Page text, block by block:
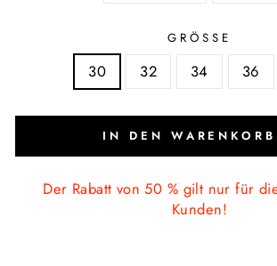
GRÖSSE
30 32 34 36
IN DEN
Der Rabatt von 50 % gilt nur für
Kunden!